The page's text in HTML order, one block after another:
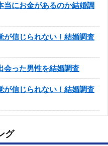
当にお金があるのか結婚調
が信じられない！結婚調査
会った男性を結婚調査
が信じられない！結婚調査
グ